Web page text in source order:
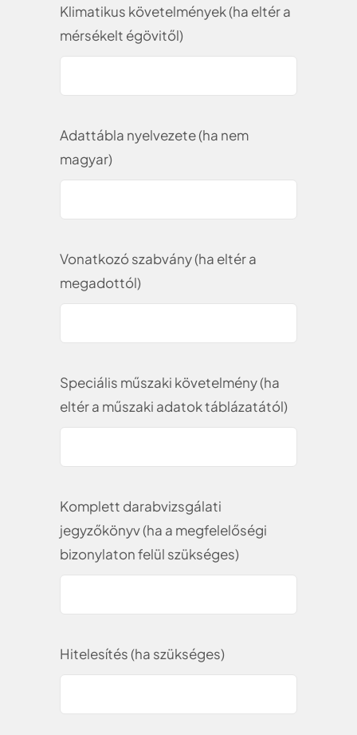
Klimatikus követelmények (ha eltér a
mérsékelt égövitől)
Adattábla nyelvezete (ha nem
magyar)
Vonatkozó szabvány (ha eltér a
megadottól)
Speciális műszaki követelmény (ha
eltér a műszaki adatok táblázatától)
Komplett darabvizsgálati
jegyzőkönyv (ha a megfelelőségi
bizonylaton felül szükséges)
Hitelesítés (ha szükséges)